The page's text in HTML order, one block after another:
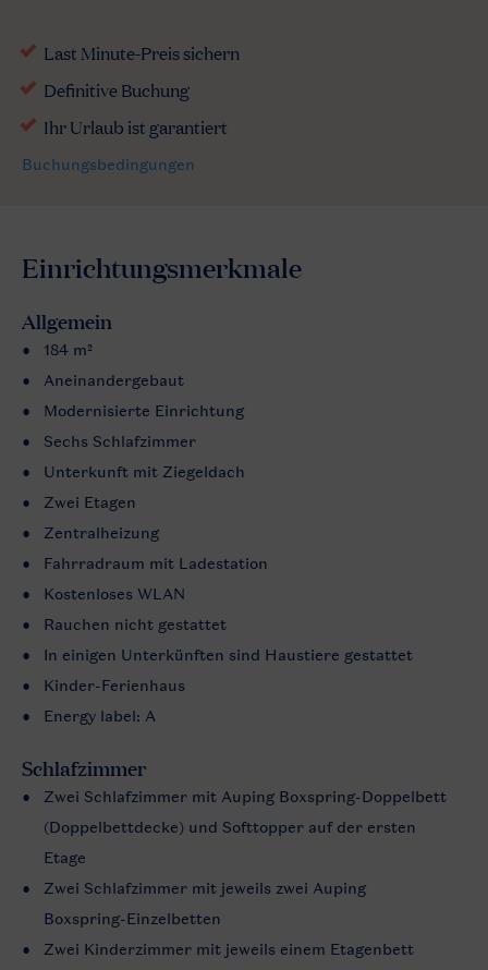
Einrichtungsmerkmale
Allgemein
184 m²
Aneinandergebaut
Modernisierte Einrichtung
Sechs Schlafzimmer
Unterkunft mit Ziegeldach
Zwei Etagen
Zentralheizung
Fahrradraum mit Ladestation
Kostenloses WLAN
Rauchen nicht gestattet
In einigen Unterkünften sind Haustiere gestattet
Kinder-Ferienhaus
Energy label: A
Schlafzimmer
Zwei Schlafzimmer mit Auping Boxspring-Doppelbett
(Doppelbettdecke) und Softtopper auf der ersten
Etage
Zwei Schlafzimmer mit jeweils zwei Auping
Boxspring-Einzelbetten
Zwei Kinderzimmer mit jeweils einem Etagenbett